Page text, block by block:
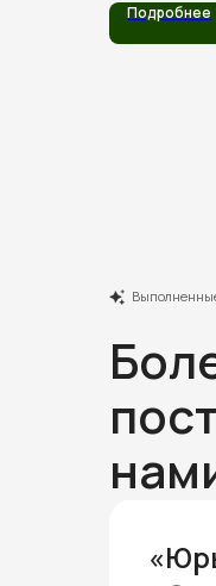
Подробнее